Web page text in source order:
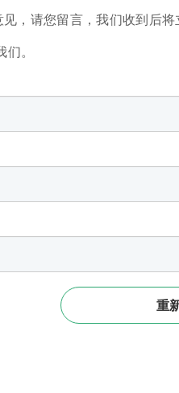
，请您留言，我们收到后将
们。